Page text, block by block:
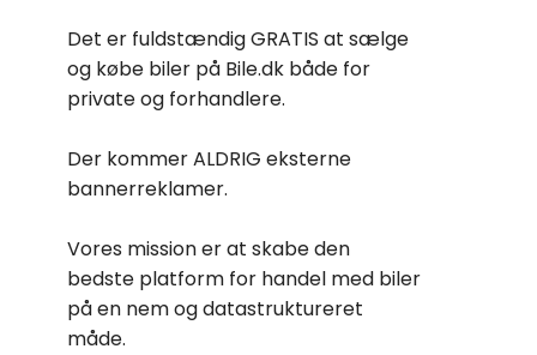
Det er fuldstændig GRATIS at sælge
og købe biler på Bile.dk både for
private og forhandlere.
Der kommer ALDRIG eksterne
bannerreklamer.
Vores mission er at skabe den
bedste platform for handel med biler
på en nem og datastruktureret
måde.